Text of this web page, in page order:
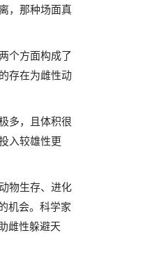
，那种场面真
个方面构成了
存在为雌性动
多，且体积很
入较雄性更
物生存、进化
机会。科学家
雌性躲避天